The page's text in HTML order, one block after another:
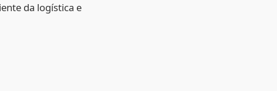
da logística e